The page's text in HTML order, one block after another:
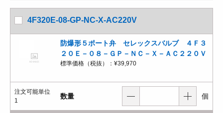
4F320E-08-GP-NC-X-AC220V
防爆形５ポート弁 セレックスバルブ ４Ｆ３
２０Ｅ－０８－ＧＰ－ＮＣ－Ｘ－ＡＣ２２０Ｖ
標準価格（税抜）： ¥39,970
注文可能単位
1
数量 個